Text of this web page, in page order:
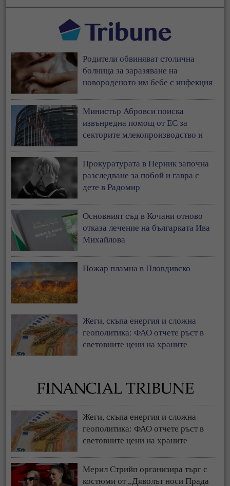
Родители обвиняват столична
болница за заразяване на
новороденото им бебе с инфекция
Министър Абровси поиска
извънредна помощ от ЕС за
секторите млекопроизводство и
Прокуратурата в Перник започна
разследване за побой и гавра с
дете в Радомир
Основният съд в Кочани отново
отказа лечение на българката Ива
Михайлова
Пожар пламна в Пловдивско
Жеги, скъпа енергия и сложна
геополитика: ФАО отчете ръст в
световните цени на храните
Жеги, скъпа енергия и сложна
геополитика: ФАО отчете ръст в
световните цени на храните
Мерил Стрийп организира търг с
костюми от „Дяволът носи Прада